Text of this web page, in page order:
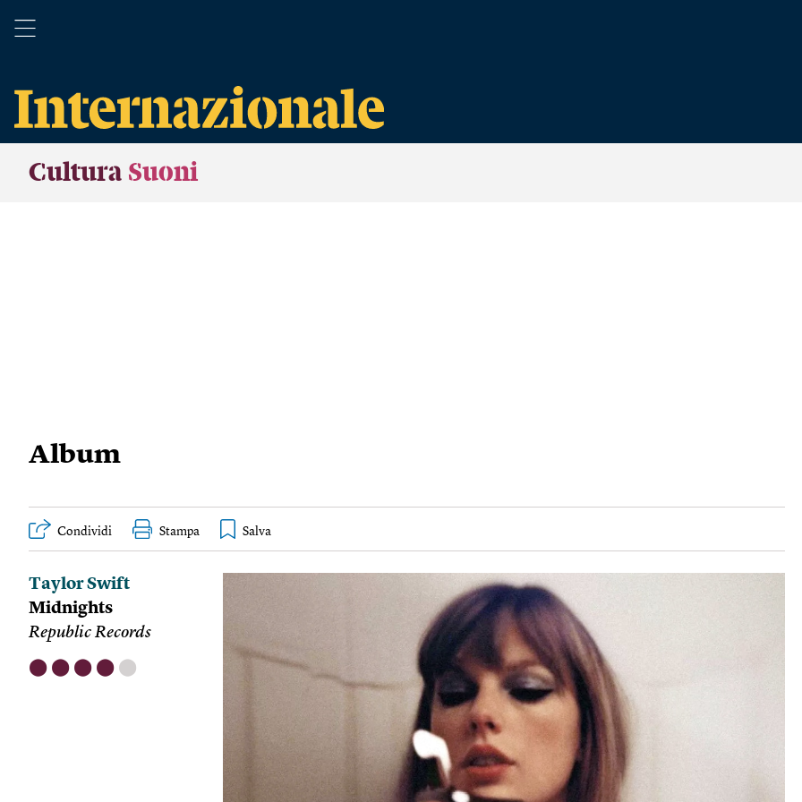
Cultura Suoni
Album
Condividi Stampa
Taylor Swift
Midnights
Republic Records
⬤ ⬤ ⬤ ⬤ ⬤